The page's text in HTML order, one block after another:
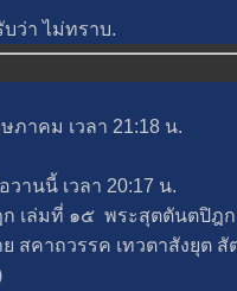
ไม่ทราบ.
ภาคม เวลา 21:18 น.
วานนี้ เวลา 20:17 น.
มที่ ๑๕ พระสุตตันตปิฎก
ถวรรค เทวตาสังยุต สั